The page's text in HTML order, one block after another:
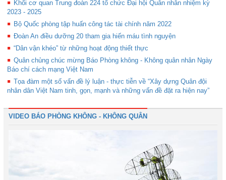
Khối cơ quan Trung đoàn 224 tổ chức Đại hội Quân nhân nhiệm kỳ
2023 - 2025
Bộ Quốc phòng tập huấn công tác tài chính năm 2022
Đoàn An điều dưỡng 20 tham gia hiến máu tình nguyện
“Dân vận khéo” từ những hoạt động thiết thực
Quân chủng chúc mừng Báo Phòng không - Không quân nhân Ngày
Báo chí cách mạng Việt Nam
Tọa đàm một số vấn đề lý luận - thực tiễn về “Xây dựng Quân đội
nhân dân Việt Nam tinh, gọn, mạnh và những vấn đề đặt ra hiện nay”
VIDEO BÁO PHÒNG KHÔNG - KHÔNG QUÂN